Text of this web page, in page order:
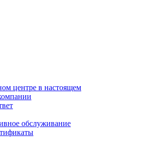
центре в настоящем
обслуживание